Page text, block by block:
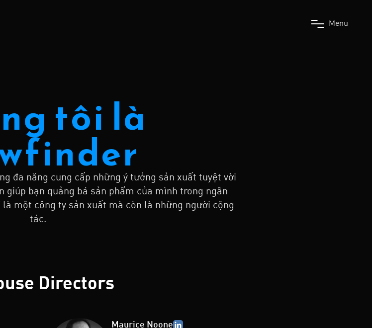
Menu
tôi là
đa năng cung cấp những ý tưởng sản xuất tuyệt vời
giúp bạn quảng bá sản phẩm của mình trong ngân
một công ty sản xuất mà còn là những người cộng
tác.
Directors
Maurice Noone